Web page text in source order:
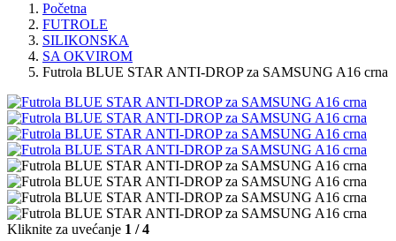
Početna
FUTROLE
SILIKONSKA
SA OKVIROM
Futrola BLUE STAR ANTI-DROP za SAMSUNG A16 crna
Kliknite za uvećanje 1 / 4